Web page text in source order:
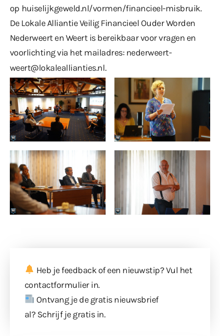
op huiselijkgeweld.nl/vormen/financieel-misbruik.
De Lokale Alliantie Veilig Financieel Ouder Worden
Nederweert en Weert is bereikbaar voor vragen en
voorlichting via het mailadres: nederweert-
weert@lokaleallianties.nl.
Heb je feedback of een nieuwstip? Vul het
contactformulierin.
Ontvang je de gratis nieuwsbrief
al? Schrijf je gratis in.